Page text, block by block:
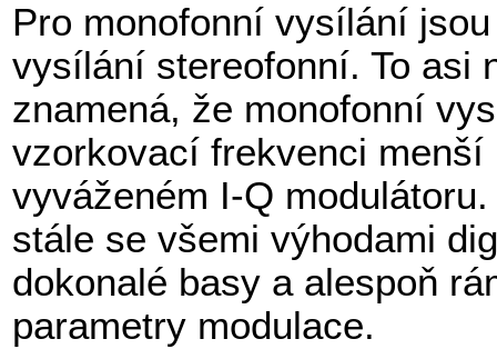
Pro monofonní vysílání
vysílání stereofonní. To asi
znamená, že monofonní
vzorkovací frekvenci
vyváženém I-Q
stále se všemi výhodami
dokonalé basy a alespoň
parametry modulace.